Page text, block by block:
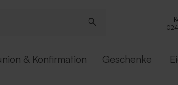
& Konfirmation Geschenke